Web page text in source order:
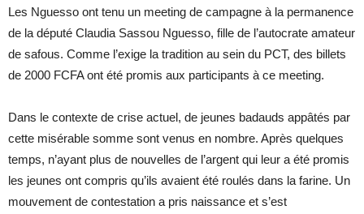
Les Nguesso ont tenu un meeting de campagne à la permanence
de la député Claudia Sassou Nguesso, fille de l’autocrate amateur
de safous. Comme l’exige la tradition au sein du PCT, des billets
de 2000 FCFA ont été promis aux participants à ce meeting.
Dans le contexte de crise actuel, de jeunes badauds appâtés par
cette misérable somme sont venus en nombre. Après quelques
temps, n’ayant plus de nouvelles de l’argent qui leur a été promis
les jeunes ont compris qu’ils avaient été roulés dans la farine. Un
mouvement de contestation a pris naissance et s’est